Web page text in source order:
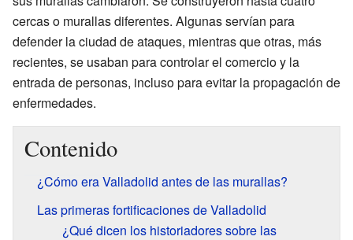
cercas o murallas diferentes. Algunas servían para
defender la ciudad de ataques, mientras que otras, más
recientes, se usaban para controlar el comercio y la
entrada de personas, incluso para evitar la propagación de
enfermedades.
Contenido
¿Cómo era Valladolid antes de las murallas?
Las primeras fortificaciones de Valladolid
¿Qué dicen los historiadores sobre las